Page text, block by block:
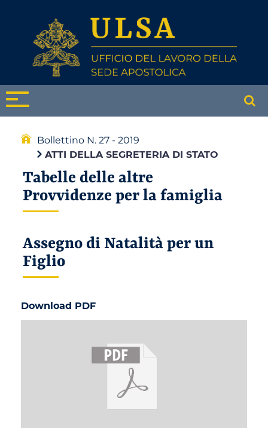
Bollettino N. 27 - 2019
ATTI DELLA SEGRETERIA DI STATO
Tabelle delle altre
Provvidenze per la famiglia
Assegno di Natalità per un
Figlio
Download PDF